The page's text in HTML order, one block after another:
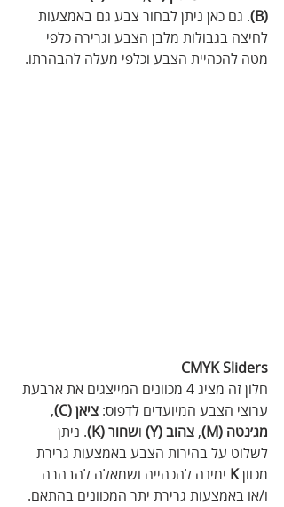
(B)
. גם כאן ניתן לבחור צבע גם באמצעות
לחיצה בגבולות מלבן הצבע וגרירה כלפי
מטה להכהיית הצבע וכלפי מעלה להבהרתו.
CMYK Sliders
חלון זה מציג 4 מכוונים המייצגים את ארבעת
ערוצי הצבע המיועדים לדפוס: ציאן (C)
,
מג׳נטה (M)
, צהוב (Y) ושחור (K)
. ניתן
לשלוט על בהירות הצבע באמצעות גרירת
מכוון K ימינה להכהייה ושמאלה להבהרה
ו/או באמצעות גרירת יתר המכוונים בהתאם.